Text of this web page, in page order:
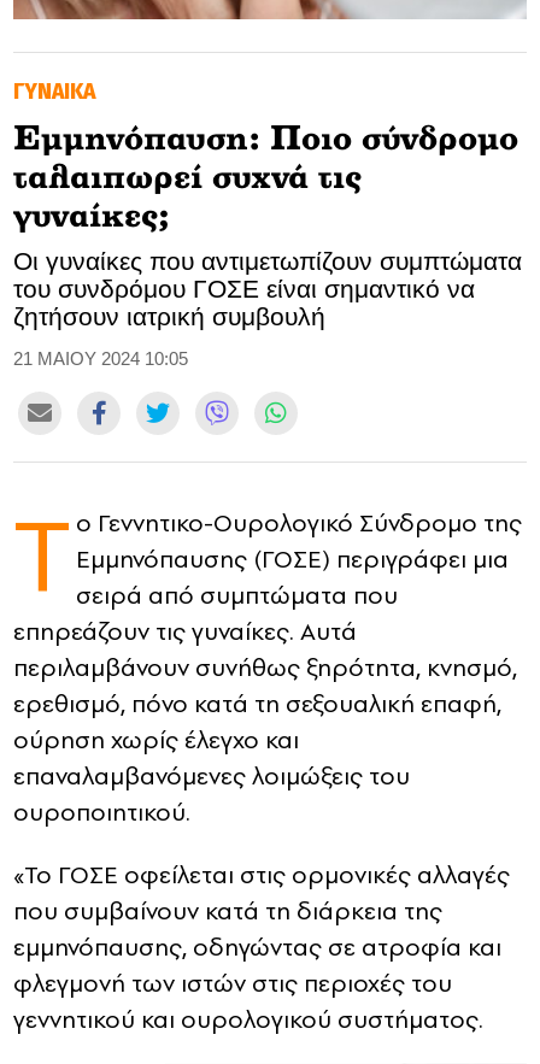
SOOZIE’S FRIENDS
CULTURE
TASTELAND
TECH
HEALTH
MEDIALAND
DRIVE
DIA Y NOCHE
CONTACT
ADVERTISE
ΓΥΝΑΙΚΑ
Εμμηνόπαυση: Ποιο σύνδρομο
ταλαιπωρεί συχνά τις
γυναίκες;
Οι γυναίκες που αντιμετωπίζουν συμπτώματα
του συνδρόμου ΓΟΣΕ είναι σημαντικό να
ζητήσουν ιατρική συμβουλή
21 ΜΑΙΟΥ 2024 10:05
Τ ο Γεννητικο-Ουρολογικό Σύνδρομο της
Εμμηνόπαυσης (ΓΟΣΕ) περιγράφει μια
σειρά από συμπτώματα που
επηρεάζουν τις γυναίκες. Αυτά
περιλαμβάνουν συνήθως ξηρότητα, κνησμό,
ερεθισμό, πόνο κατά τη σεξουαλική επαφή,
ούρηση χωρίς έλεγχο και
επαναλαμβανόμενες λοιμώξεις του
ουροποιητικού.
«Το ΓΟΣΕ οφείλεται στις ορμονικές αλλαγές
που συμβαίνουν κατά τη διάρκεια της
εμμηνόπαυσης, οδηγώντας σε ατροφία και
φλεγμονή των ιστών στις περιοχές του
γεννητικού και ουρολογικού συστήματος.